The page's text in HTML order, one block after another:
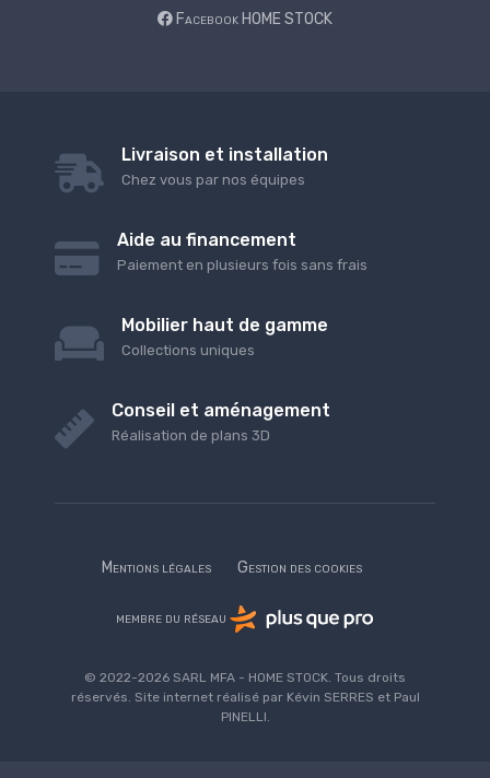
Facebook HOME STOCK
Livraison et installation
Chez vous par nos équipes
Aide au financement
Paiement en plusieurs fois sans frais
Mobilier haut de gamme
Collections uniques
Conseil et aménagement
Réalisation de plans 3D
Mentions légales Gestion des cookies
membre du réseau
© 2022-2026 SARL MFA - HOME STOCK. Tous droits
réservés. Site internet réalisé par Kévin SERRES et Paul
PINELLI.